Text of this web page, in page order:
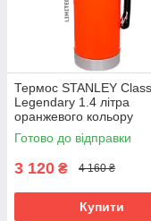
Термос STANLEY
Legendary 1.4 літра
оранжевого кольору
лімітований Стенлі
Класік Класик
Готово до відправки
3 120 ₴ 4 160 ₴
Купити